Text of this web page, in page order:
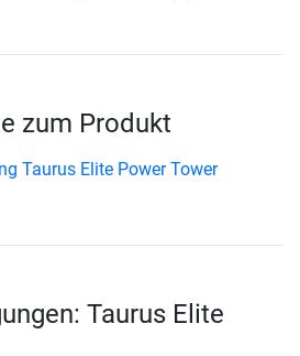
zum Produkt
Taurus Elite Power Tower
Taurus Elite